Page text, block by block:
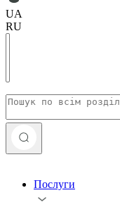
UA
RU
Послуги